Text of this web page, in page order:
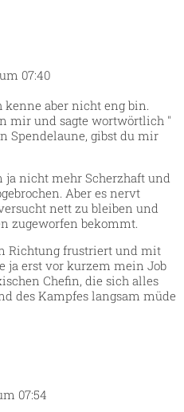
07:40
kenne aber nicht eng bin.
mir und sagte wortwörtlich "
Spendelaune, gibst du mir
ja nicht mehr Scherzhaft und
Aber es nervt
nett zu bleiben und
zugeworfen bekommt.
Richtung frustriert und mit
ja erst vor kurzem mein Job
Chefin, die sich alles
des Kampfes langsam müde
07:54